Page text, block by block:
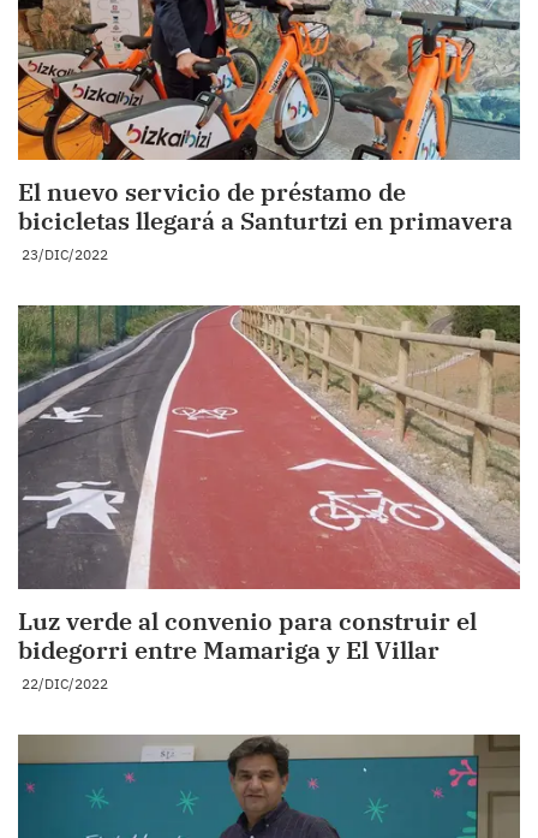
El nuevo servicio de préstamo de
bicicletas llegará a Santurtzi en primavera
23/DIC/2022
Luz verde al convenio para construir el
bidegorri entre Mamariga y El Villar
22/DIC/2022